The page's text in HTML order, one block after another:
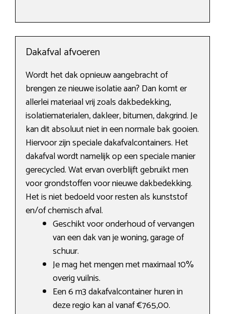
Dakafval afvoeren
Wordt het dak opnieuw aangebracht of
brengen ze nieuwe isolatie aan? Dan komt er
allerlei materiaal vrij zoals dakbedekking,
isolatiematerialen, dakleer, bitumen, dakgrind. Je
kan dit absoluut niet in een normale bak gooien.
Hiervoor zijn speciale dakafvalcontainers. Het
dakafval wordt namelijk op een speciale manier
gerecycled. Wat ervan overblijft gebruikt men
voor grondstoffen voor nieuwe dakbedekking.
Het is niet bedoeld voor resten als kunststof
en/of chemisch afval.
Geschikt voor onderhoud of vervangen
van een dak van je woning, garage of
schuur.
Je mag het mengen met maximaal 10%
overig vuilnis.
Een 6 m3 dakafvalcontainer huren in
deze regio kan al vanaf €765,00.